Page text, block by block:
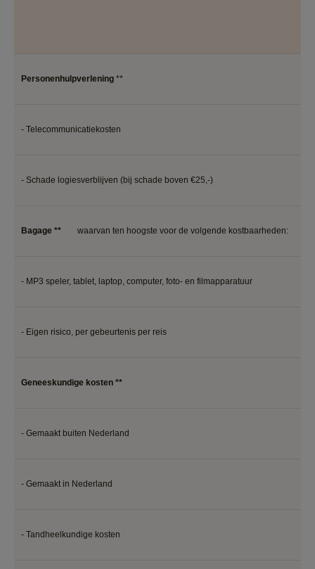
Personenhulpverlening **
- Telecommunicatiekosten
- Schade logiesverblijven (bij schade boven €25,-)
Bagage ** waarvan ten hoogste voor de volgende kostbaarheden:
- MP3 speler, tablet, laptop, computer, foto- en filmapparatuur
- Eigen risico, per gebeurtenis per reis
Geneeskundige kosten **
- Gemaakt buiten Nederland
- Gemaakt in Nederland
- Tandheelkundige kosten